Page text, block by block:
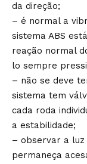
da direção;
– é normal a
sistema ABS
reação normal
lo sempre
– não se deve
sistema tem
cada roda
a estabilidade;
– observar a luz
permaneça